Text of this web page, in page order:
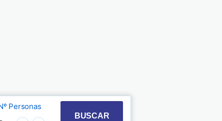
with the calendar and select a date. Press the
to interact with the calendar and select a date.
Personas
BUSCAR